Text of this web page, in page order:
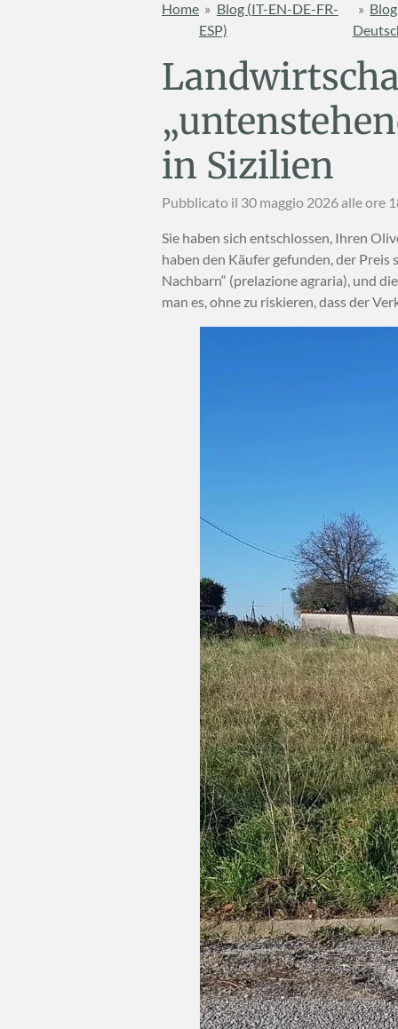
Home » Blog (IT-EN-DE-FR-
ESP)
»
in Sizilien
Pubblicato il 30 maggio 2026 alle ore
Sie haben sich entschlossen, Ihren
haben den Käufer gefunden, der
Nachbarn“ (prelazione agraria), und
man es, ohne zu riskieren, dass der